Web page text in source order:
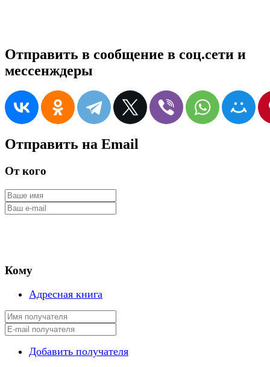
Отправить в сообщение в соц.сети и
мессенждеры
Отправить на Email
От кого
Кому
Адресная книга
Добавить получателя